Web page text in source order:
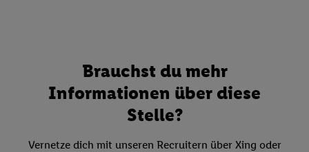
Brauchst du mehr
Informationen über diese
Stelle?
Vernetze dich mit unseren Recruitern über Xing oder